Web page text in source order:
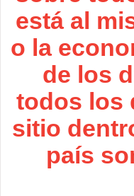
está al
o la
de los
todos los
sitio
país